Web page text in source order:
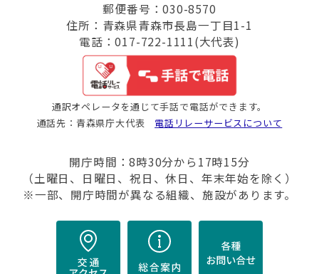
郵便番号：030-8570
住所：青森県青森市長島一丁目1-1
電話：017-722-1111(大代表)
通訳オペレータを通じて手話で電話ができます。
通話先：青森県庁大代表 電話リレーサービスについて
開庁時間：8時30分から17時15分
（土曜日、日曜日、祝日、休日、年末年始を除く）
※一部、開庁時間が異なる組織、施設があります。